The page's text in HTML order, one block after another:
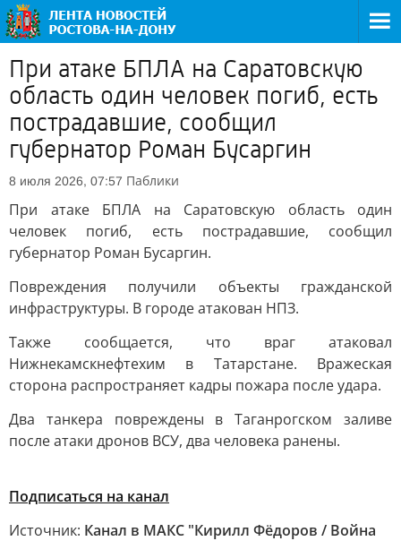
При атаке БПЛА на Саратовскую
область один человек погиб, есть
пострадавшие, сообщил
губернатор Роман Бусаргин
8 июля 2026, 07:57 Паблики
При атаке БПЛА на Саратовскую область один
человек погиб, есть пострадавшие, сообщил
губернатор Роман Бусаргин.
Повреждения получили объекты гражданской
инфраструктуры. В городе атакован НПЗ.
Также сообщается, что враг атаковал
Нижнекамскнефтехим в Татарстане. Вражеская
сторона распространяет кадры пожара после удара.
Два танкера повреждены в Таганрогском заливе
после атаки дронов ВСУ, два человека ранены.
Подписаться на канал
Источник: Канал в МАКС "Кирилл Фёдоров / Война